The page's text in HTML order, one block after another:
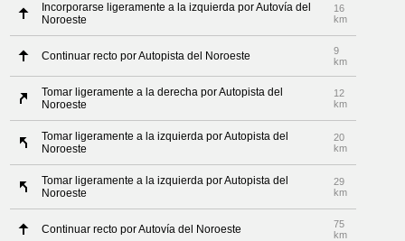
Incorporarse ligeramente a la izquierda por Autovía del
Noroeste
16
km
Continuar recto por Autopista del Noroeste
9
km
Tomar ligeramente a la derecha por Autopista del
Noroeste
12
km
Tomar ligeramente a la izquierda por Autopista del
Noroeste
20
km
Tomar ligeramente a la izquierda por Autopista del
Noroeste
29
km
Continuar recto por Autovía del Noroeste
75
km